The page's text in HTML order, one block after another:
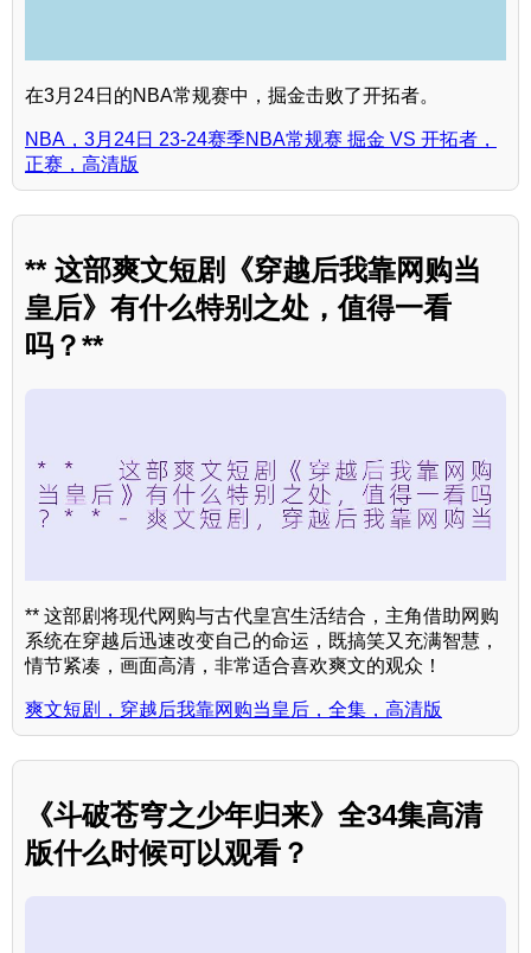
在3月24日的NBA常规赛中，掘金击败了开拓者。
NBA，3月24日 23-24赛季NBA常规赛 掘金 VS 开拓者，
正赛，高清版
** 这部爽文短剧《穿越后我靠网购当
皇后》有什么特别之处，值得一看
吗？**
** 这部剧将现代网购与古代皇宫生活结合，主角借助网购
系统在穿越后迅速改变自己的命运，既搞笑又充满智慧，
情节紧凑，画面高清，非常适合喜欢爽文的观众！
爽文短剧，穿越后我靠网购当皇后，全集，高清版
《斗破苍穹之少年归来》全34集高清
版什么时候可以观看？